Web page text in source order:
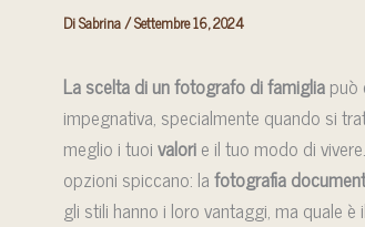
DiSabrina/Settembre 16, 2024
La scelta di un fotografo di famigliapuò
impegnativa, specialmente quando si
meglio i tuoivalorie il tuo modo di
opzioni spiccano: lafotografia
gli stili hanno i loro vantaggi, ma quale